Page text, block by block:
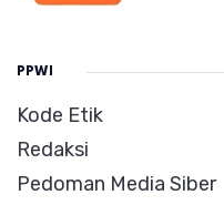
PPWI
Kode Etik
Redaksi
Pedoman Media Siber